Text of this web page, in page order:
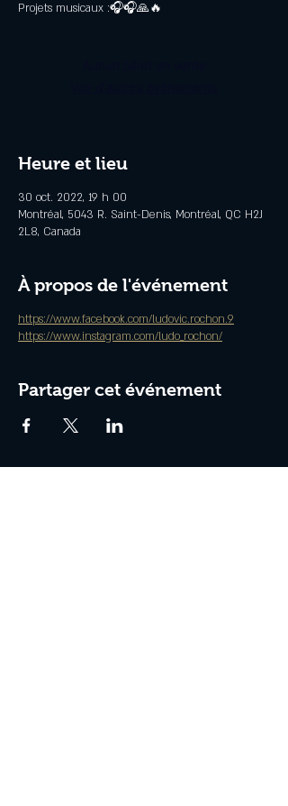
Projets musicaux :🎧🎧🙏🔥
Heure et lieu
30 oct. 2022, 19 h 00
Montréal, 5043 R. Saint-Denis, Montréal, QC H2J
2L8, Canada
À propos de l'événement
https://www.facebook.com/ludovic.rochon.9
https://www.instagram.com/ludo_rochon/
Partager cet événement